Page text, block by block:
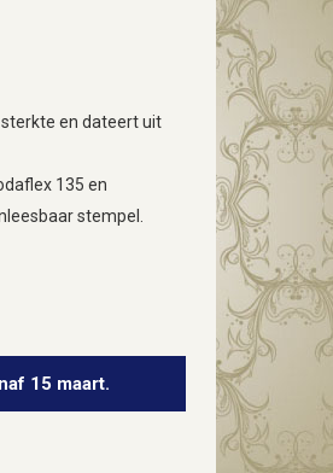
en dateert uit
135 en
stempel.
15 maart.